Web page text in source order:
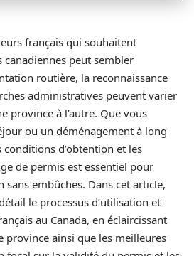
français qui souhaitent
peut sembler
routière, la reconnaissance
administratives peuvent varier
province à l’autre. Que vous
ou un déménagement à long
d’obtention et les
de permis est essentiel pour
embûches. Dans cet article,
le processus d’utilisation et
au Canada, en éclaircissant
province ainsi que les meilleures